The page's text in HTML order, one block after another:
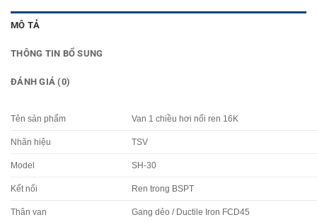
MÔ TẢ
THÔNG TIN BỔ SUNG
ĐÁNH GIÁ (0)
Tên sản phẩm Van 1 chiều hơi nối ren 16K
Nhãn hiệu TSV
Model SH-30
Kết nối Ren trong BSPT
Thân van Gang dẻo / Ductile Iron FCD45